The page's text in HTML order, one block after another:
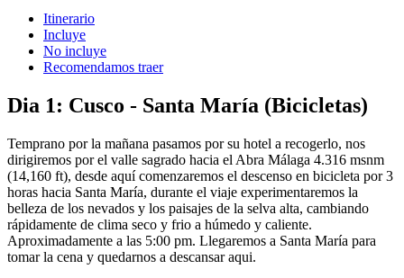
Itinerario
Incluye
No incluye
Recomendamos traer
Dia 1: Cusco - Santa María (Bicicletas)
Temprano por la mañana pasamos por su hotel a recogerlo, nos
dirigiremos por el valle sagrado hacia el Abra Málaga 4.316 msnm
(14,160 ft), desde aquí comenzaremos el descenso en bicicleta por 3
horas hacia Santa María, durante el viaje experimentaremos la
belleza de los nevados y los paisajes de la selva alta, cambiando
rápidamente de clima seco y frio a húmedo y caliente.
Aproximadamente a las 5:00 pm. Llegaremos a Santa María para
tomar la cena y quedarnos a descansar aqui.